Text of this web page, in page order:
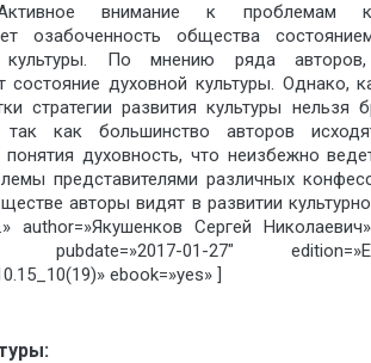
внимание к проблемам
озабоченность общества
культуры. По мнению ряда
состояние духовной культуры. Однако,
стратегии развития культуры нельзя
как большинство авторов
понятия духовность, что неизбежно
представителями различных
авторы видят в развитии
author=»Якушенков Сергей
pubdate=»2017-01-27″
ebook=»yes» ]